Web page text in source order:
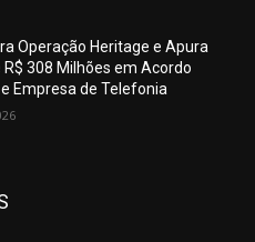
Operação Heritage e Apura
R$ 308 Milhões em Acordo
Empresa de Telefonia